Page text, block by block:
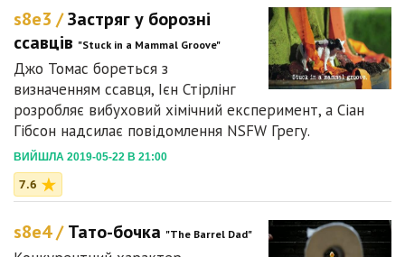
s8e3 /Застряг у борозні
ссавців "Stuck in a Mammal Groove"
Джо Томас бореться з
визначенням ссавця, Ієн Стірлінг
розробляє вибуховий хімічний експеримент, а Сіан
Гібсон надсилає повідомлення NSFW Грегу.
ВИЙШЛА 2019-05-22 В 21:00
7.6
s8e4 /Тато-бочка "The Barrel Dad"